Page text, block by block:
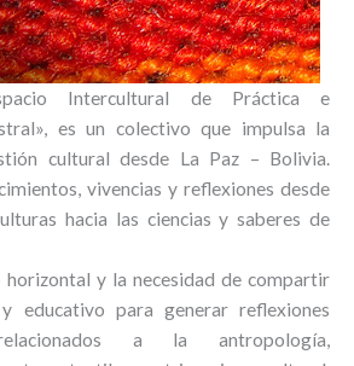
Intercultural de Práctica e
es un colectivo que impulsa la
cultural desde La Paz – Bolivia.
vivencias y reflexiones desde
hacia las ciencias y saberes de
y la necesidad de compartir
educativo para generar reflexiones
a la antropología,